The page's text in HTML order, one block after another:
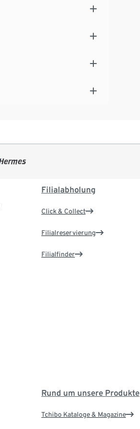
Filialabholung
Click & Collect
Filialreservierung
Filialfinder
Rund um unsere Produkte
Tchibo Kataloge & Magazine